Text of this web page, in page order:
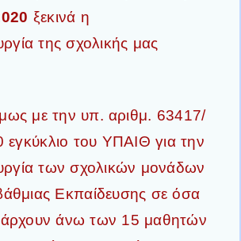
ξεκινά η
της σχολικής μας
με την υπ. αριθμ. 63417/
του ΥΠΑΙΘ για την
των σχολικών μονάδων
Εκπαίδευσης σε όσα
άνω των 15 μαθητών